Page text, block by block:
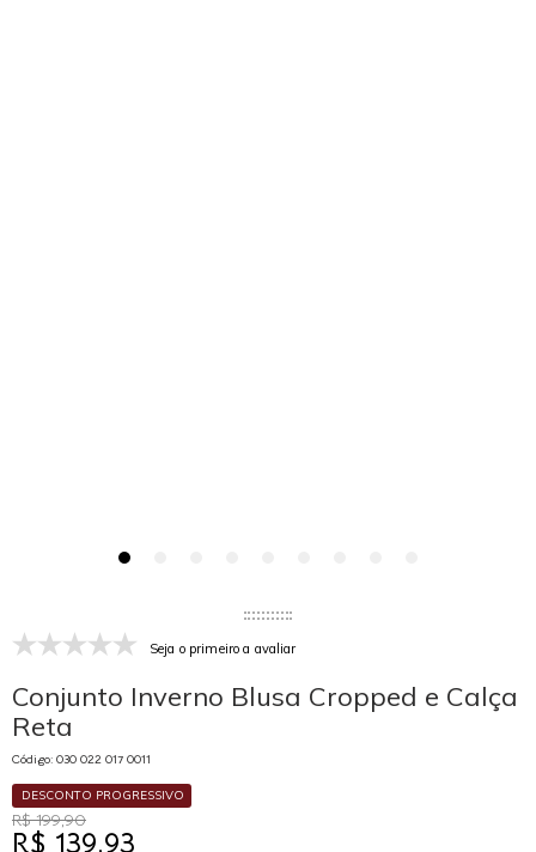
Seja o primeiro a avaliar
Conjunto Inverno Blusa Cropped e Calça
Reta
Código: 030 022 017 0011
DESCONTO PROGRESSIVO
R$ 199,90
R$ 139,93